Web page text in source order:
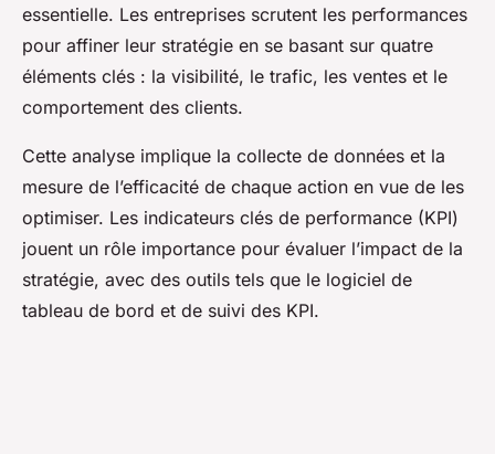
essentielle. Les entreprises scrutent les performances
pour affiner leur stratégie en se basant sur quatre
éléments clés : la visibilité, le trafic, les ventes et le
comportement des clients.
Cette analyse implique la collecte de données et la
mesure de l’efficacité de chaque action en vue de les
optimiser. Les indicateurs clés de performance (KPI)
jouent un rôle importance pour évaluer l’impact de la
stratégie, avec des outils tels que le logiciel de
tableau de bord et de suivi des KPI.